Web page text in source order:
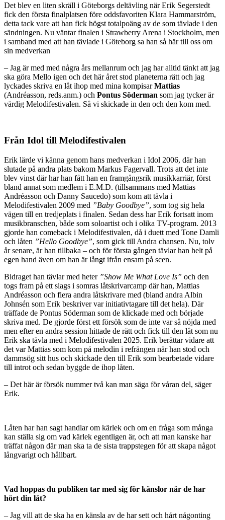
Det blev en liten skräll i Göteborgs deltävling när Erik Segerstedt
fick den första finalplatsen före oddsfavoriten Klara Hammarström,
detta tack vare att han fick högst totalpoäng av de som tävlade i den
sändningen. Nu väntar finalen i Strawberry Arena i Stockholm, men
i samband med att han tävlade i Göteborg sa han så här till oss om
sin medverkan
– Jag är med med några års mellanrum och jag har alltid tänkt att jag
ska göra Mello igen och det här året stod planeterna rätt och jag
lyckades skriva en låt ihop med mina kompisarMattias
(Andréasson, reds.anm.) och Pontus Söderman som jag tycker är
värdig Melodifestivalen. Så vi skickade in den och den kom med.
Från Idol till Melodifestivalen
Erik lärde vi känna genom hans medverkan i Idol 2006, där han
slutade på andra plats bakom Markus Fagervall. Trots att det inte
blev vinst där har han fått han en framgångsrik musikkarriär, först
bland annat som medlem i E.M.D. (tillsammans med Mattias
Andréasson och Danny Saucedo) som kom att tävla i
Melodifestivalen 2009 med ”Baby Goodbye”, som tog sig hela
vägen till en tredjeplats i finalen. Sedan dess har Erik fortsatt inom
musikbranschen, både som soloartist och i olika TV-program. 2013
gjorde han comeback i Melodifestivalen, då i duett med Tone Damli
och låten ”Hello Goodbye”, som gick till Andra chansen. Nu, tolv
år senare, är han tillbaka – och för första gången tävlar han helt på
egen hand även om han är långt ifrån ensam på scen.
Bidraget han tävlar med heter ”Show Me What Love Is” och den
togs fram på ett slags i somras låtskrivarcamp där han, Mattias
Andréasson och flera andra låtskrivare med (bland andra Albin
Johnsén som Erik beskriver var initiativtagare till det hela). Där
träffade de Pontus Söderman som de klickade med och började
skriva med. De gjorde först ett försök som de inte var så nöjda med
men efter en andra session hittade de rätt och fick till den låt som nu
Erik ska tävla med i Melodifestivalen 2025. Erik berättar vidare att
det var Mattias som kom på melodin i refrängen när han stod och
dammsög sitt hus och skickade den till Erik som bearbetade vidare
till introt och sedan byggde de ihop låten.
– Det här är försök nummer två kan man säga för våran del, säger
Erik.
Låten har han sagt handlar om kärlek och om en fråga som många
kan ställa sig om vad kärlek egentligen är, och att man kanske har
träffat någon där man ska ta de sista trappstegen för att skapa något
långvarigt och hållbart.
Vad hoppas du publiken tar med sig för känslor när de har
hört din låt?
– Jag vill att de ska ha en känsla av de har sett och hårt någonting